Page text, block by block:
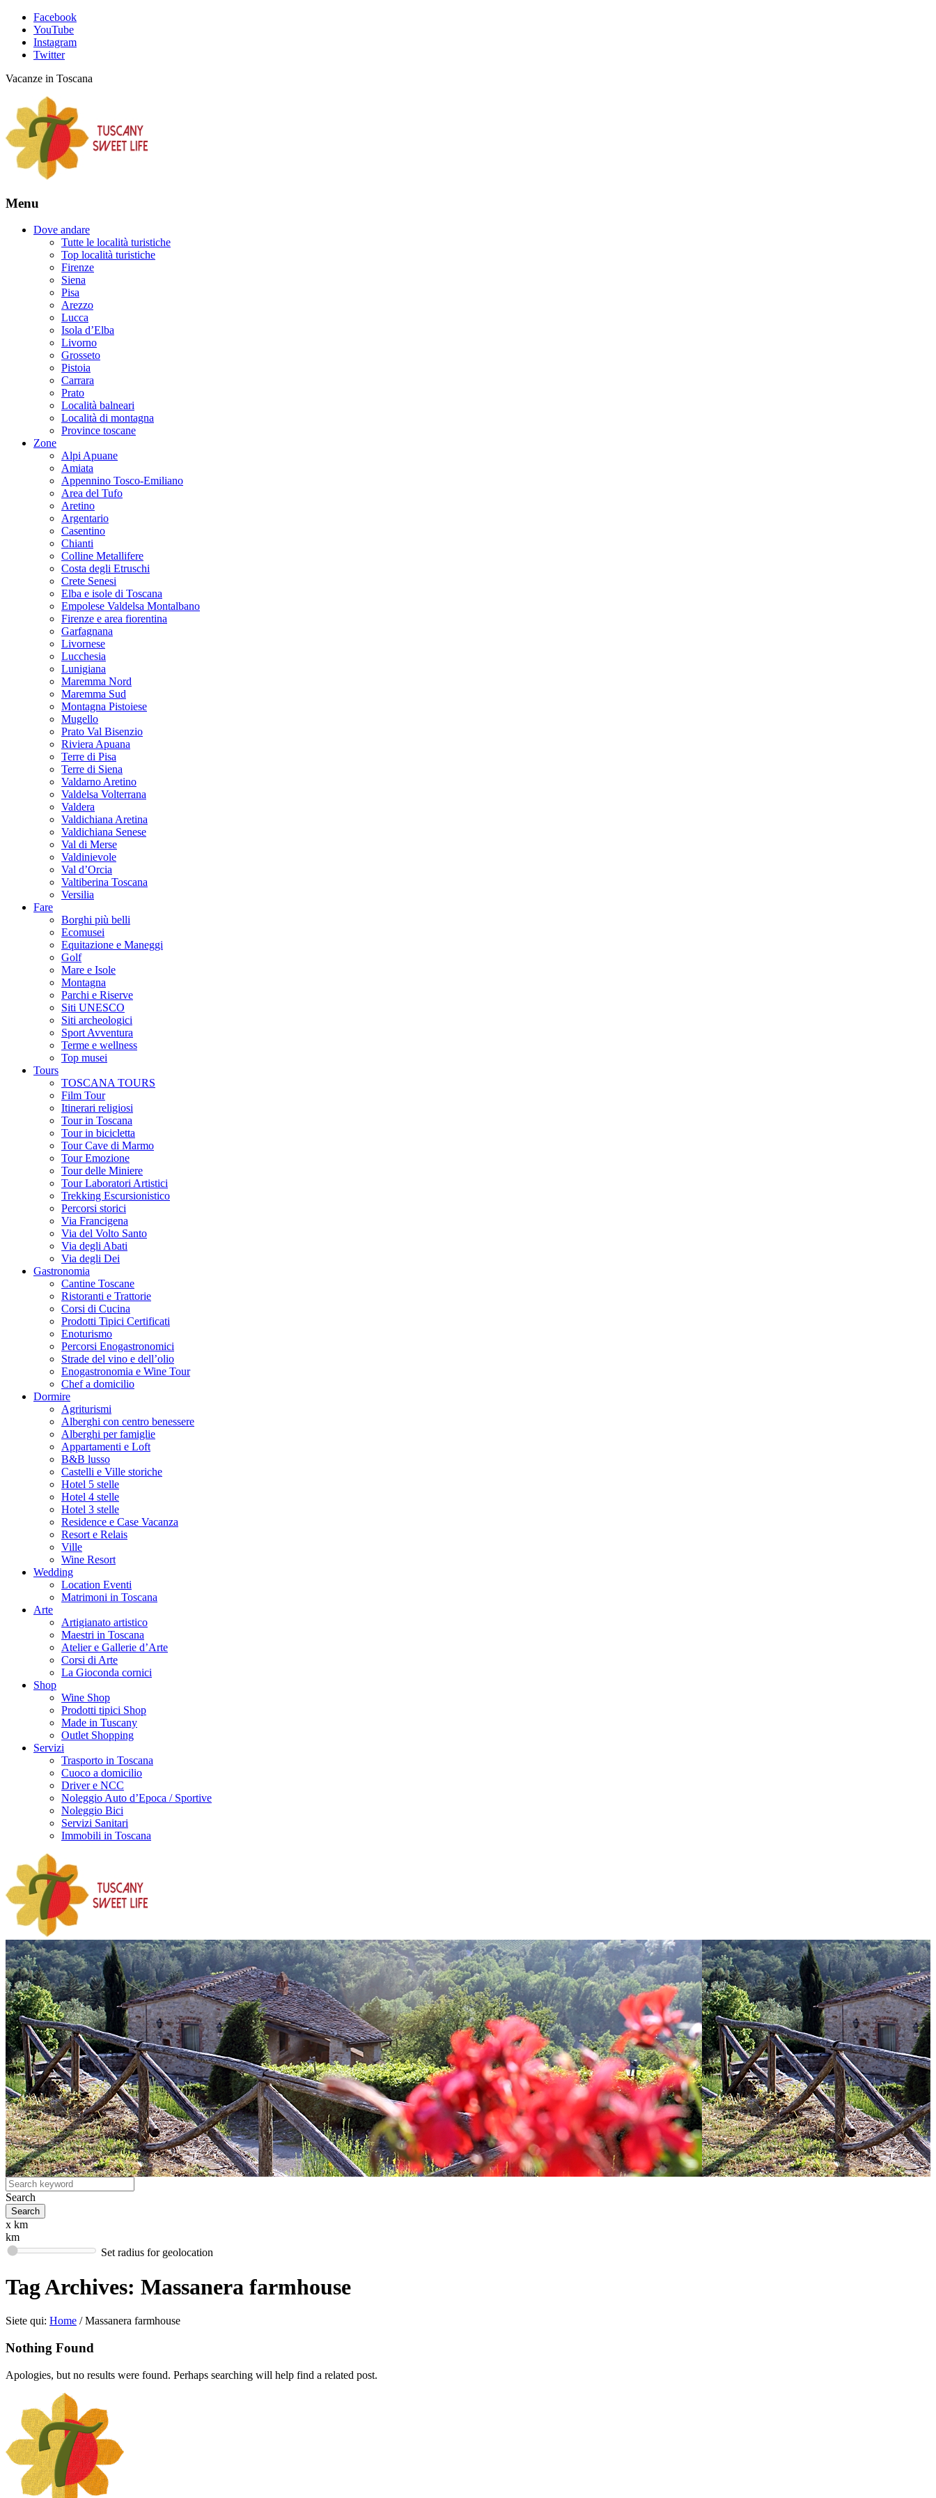
Facebook
YouTube
Instagram
Twitter
Vacanze in Toscana
Menu
Dove andare
Tutte le località turistiche
Top località turistiche
Firenze
Siena
Pisa
Arezzo
Lucca
Isola d’Elba
Livorno
Grosseto
Pistoia
Carrara
Prato
Località balneari
Località di montagna
Province toscane
Zone
Alpi Apuane
Amiata
Appennino Tosco-Emiliano
Area del Tufo
Aretino
Argentario
Casentino
Chianti
Colline Metallifere
Costa degli Etruschi
Crete Senesi
Elba e isole di Toscana
Empolese Valdelsa Montalbano
Firenze e area fiorentina
Garfagnana
Livornese
Lucchesia
Lunigiana
Maremma Nord
Maremma Sud
Montagna Pistoiese
Mugello
Prato Val Bisenzio
Riviera Apuana
Terre di Pisa
Terre di Siena
Valdarno Aretino
Valdelsa Volterrana
Valdera
Valdichiana Aretina
Valdichiana Senese
Val di Merse
Valdinievole
Val d’Orcia
Valtiberina Toscana
Versilia
Fare
Borghi più belli
Ecomusei
Equitazione e Maneggi
Golf
Mare e Isole
Montagna
Parchi e Riserve
Siti UNESCO
Siti archeologici
Sport Avventura
Terme e wellness
Top musei
Tours
TOSCANA TOURS
Film Tour
Itinerari religiosi
Tour in Toscana
Tour in bicicletta
Tour Cave di Marmo
Tour Emozione
Tour delle Miniere
Tour Laboratori Artistici
Trekking Escursionistico
Percorsi storici
Via Francigena
Via del Volto Santo
Via degli Abati
Via degli Dei
Gastronomia
Cantine Toscane
Ristoranti e Trattorie
Corsi di Cucina
Prodotti Tipici Certificati
Enoturismo
Percorsi Enogastronomici
Strade del vino e dell’olio
Enogastronomia e Wine Tour
Chef a domicilio
Dormire
Agriturismi
Alberghi con centro benessere
Alberghi per famiglie
Appartamenti e Loft
B&B lusso
Castelli e Ville storiche
Hotel 5 stelle
Hotel 4 stelle
Hotel 3 stelle
Residence e Case Vacanza
Resort e Relais
Ville
Wine Resort
Wedding
Location Eventi
Matrimoni in Toscana
Arte
Artigianato artistico
Maestri in Toscana
Atelier e Gallerie d’Arte
Corsi di Arte
La Gioconda cornici
Shop
Wine Shop
Prodotti tipici Shop
Made in Tuscany
Outlet Shopping
Servizi
Trasporto in Toscana
Cuoco a domicilio
Driver e NCC
Noleggio Auto d’Epoca / Sportive
Noleggio Bici
Servizi Sanitari
Immobili in Toscana
Search
x km
km
Set radius for geolocation
Tag Archives: Massanera farmhouse
Siete qui: Home / Massanera farmhouse
Nothing Found
Apologies, but no results were found. Perhaps searching will help find a related post.